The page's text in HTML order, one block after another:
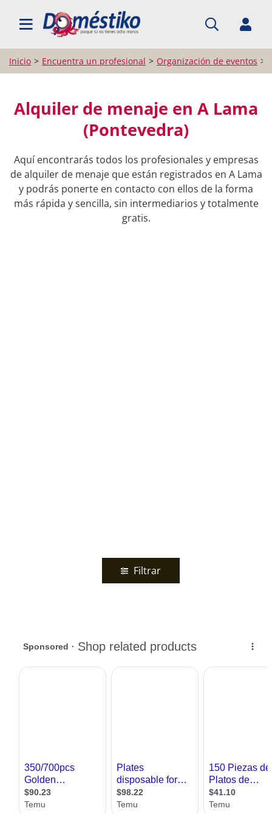
BUSCAR PROFESIONALES
Inicio Encuentra un profesional Organización de eventos
Alquiler de menaje en A Lama
(Pontevedra)
Aquí encontrarás todos los profesionales y empresas
de alquiler de menaje que están registrados en A Lama
y podrás ponerte en contacto con ellos de la forma
más rápida y sencilla, sin intermediarios y totalmente
gratis.
Filtrar